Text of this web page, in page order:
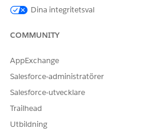
Dina integritetsval
COMMUNITY
AppExchange
Salesforce-administratörer
Salesforce-utvecklare
Trailhead
Utbildning